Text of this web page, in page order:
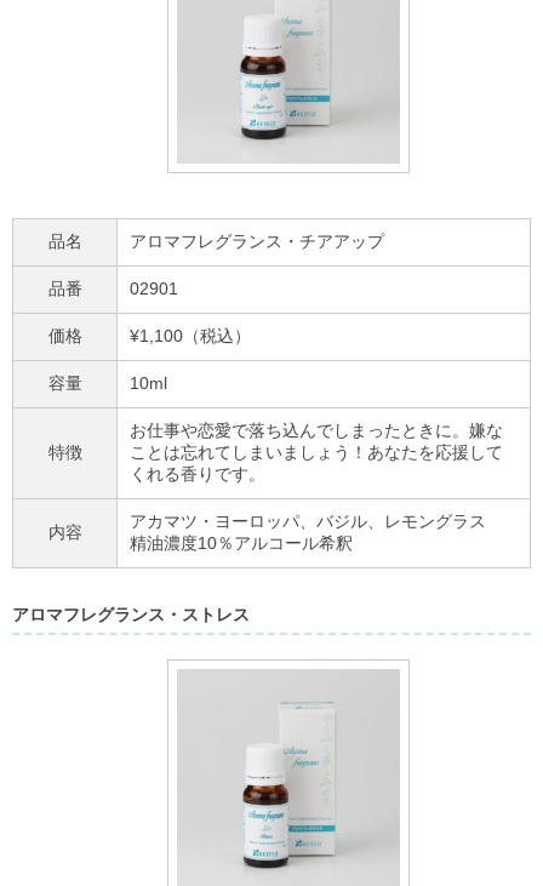
品名 アロマフレグランス・チアアップ
品番 02901
価格 ¥1,100（税込）
容量 10ml
特徴
お仕事や恋愛で落ち込んでしまったときに。嫌な
ことは忘れてしまいましょう！あなたを応援して
くれる香りです。
内容
アカマツ・ヨーロッパ、バジル、レモングラス
精油濃度10％アルコール希釈
アロマフレグランス・ストレス